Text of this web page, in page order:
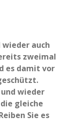
wieder auch
zweimal
es damit vor
und wieder
gleiche
Sie es